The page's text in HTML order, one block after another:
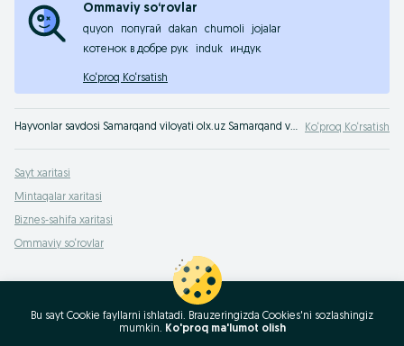
Ommaviy so‘rovlar
quyon попугай dakan chumoli
jojalar
котенок в добре рук
induk индук
Ko‘proq Ko‘rsatish
Hayvonlar savdosi Samarqand viloyati olx.uz Samarqand viloyati e‘lonlar taxtasida. Yangi do‘st ortir! Uy hayvonini olx.uzda xarid qil! Ko‘proq Ko‘rsatish
Sayt xaritasi
Mintaqalar xaritasi
Biznes-sahifa xaritasi
Ommaviy so‘rovlar
Bu sayt Cookie fayllarni ishlatadi. Brauzeringizda Cookies'ni sozlashingiz
mumkin. Ko'proq ma'lumot olish